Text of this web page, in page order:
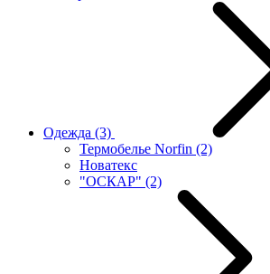
Одежда (3)
Термобелье Norfin (2)
Новатекс
"ОСКАР" (2)